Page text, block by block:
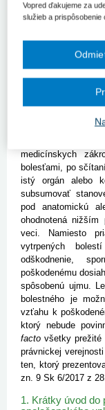
Hoci zákon č. 437/
sťaženie
rokmi, aj
nezodpovedané
nesúlad § 9 ods.
460/1992 Zb.
zachovaná
medicínskych
bolesťami, po
istý orgán alebo
subsumovať
pod anatomickú
ohodnotená
veci. Namiesto
vytrpených
odškodnenie,
poškodenému
spôsobenú ujmu.
bolestného je
vzťahu k
ktorý nebude
facto všetky prežité
právnickej
ten, ktorý
zn. 9 Sk 6/2017 z
1. Krátky úvod do
Vopred ďakujeme za
služieb a prispôsobenie